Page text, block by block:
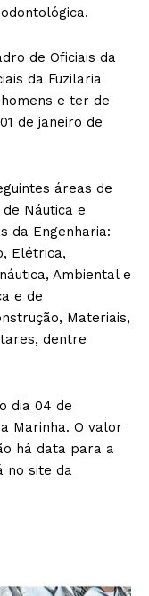
de Oficiais da
da Fuzilaria
e ter de
de janeiro de
áreas de
Náutica e
da Engenharia:
Elétrica,
Ambiental e
e de
Materiais,
dentre
dia 04 de
Marinha. O valor
há data para a
no site da